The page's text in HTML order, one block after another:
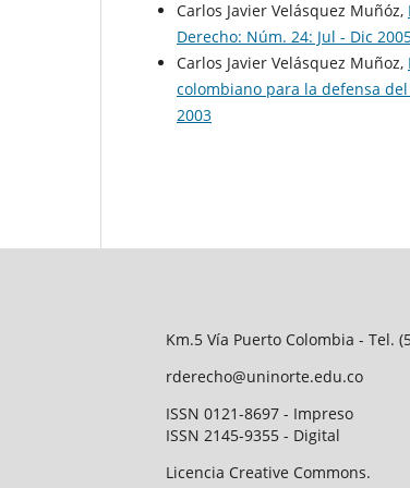
Carlos Javier Velásquez Muñóz,
Derecho: Núm. 24: Jul - Dic
Carlos Javier Velásquez Muñoz,
colombiano para la defensa
2003
Km.5 Vía Puerto Colombia - Tel.
rderecho@uninorte.edu.co
ISSN 0121-8697 - Impreso
ISSN 2145-9355 - Digital
Licencia Creative Commons.